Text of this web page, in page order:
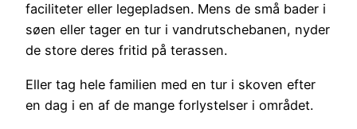
faciliteter eller legepladsen. Mens de små bader i
søen eller tager en tur i vandrutschebanen, nyder
de store deres fritid på terassen.
Eller tag hele familien med en tur i skoven efter
en dag i en af de mange forlystelser i området.